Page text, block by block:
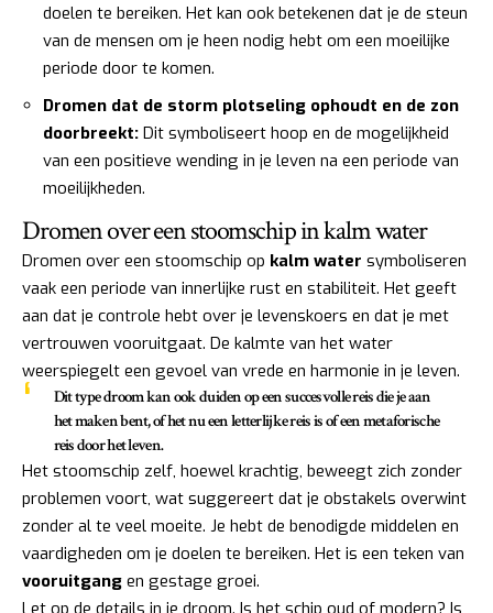
doelen te bereiken. Het kan ook betekenen dat je de steun
van de mensen om je heen nodig hebt om een moeilijke
periode door te komen.
Dromen dat de storm plotseling ophoudt en de zon
doorbreekt: Dit symboliseert hoop en de mogelijkheid
van een positieve wending in je leven na een periode van
moeilijkheden.
Dromen over een stoomschip in kalm water
Dromen over een stoomschip op kalm water symboliseren
vaak een periode van innerlijke rust en stabiliteit. Het geeft
aan dat je controle hebt over je levenskoers en dat je met
vertrouwen vooruitgaat. De kalmte van het water
weerspiegelt een gevoel van vrede en harmonie in je leven.
Dit type droom kan ook duiden op een succesvolle reis die je aan
het maken bent, of het nu een letterlijke reis is of een metaforische
reis door het leven.
Het stoomschip zelf, hoewel krachtig, beweegt zich zonder
problemen voort, wat suggereert dat je obstakels overwint
zonder al te veel moeite. Je hebt de benodigde middelen en
vaardigheden om je doelen te bereiken. Het is een teken van
vooruitgang en gestage groei.
Let op de details in je droom. Is het schip oud of modern? Is